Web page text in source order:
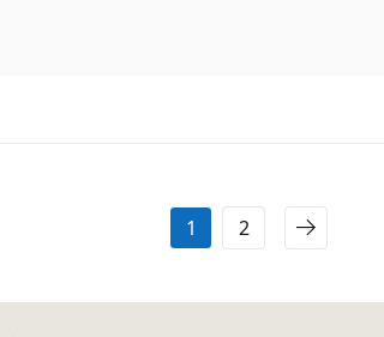
1 2